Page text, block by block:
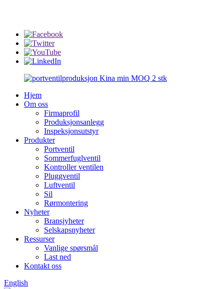
Hjem
Om oss
Firmaprofil
Produksjonsanlegg
Inspeksjonsutstyr
Produkter
Portventil
Sommerfuglventil
Kontroller ventilen
Pluggventil
Luftventil
Sil
Rørmontering
Nyheter
Bransjyheter
Selskapsnyheter
Ressurser
Vanlige spørsmål
Last ned
Kontakt oss
English